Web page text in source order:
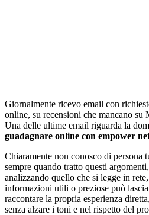
Giornalmente ricevo email con
online, su recensioni che mancano su
Una delle ultime email riguarda la
guadagnare online con empower
Chiaramente non conosco di persona
sempre quando tratto questi
analizzando quello che si legge in
informazioni utili o preziose può
raccontare la propria esperienza
senza alzare i toni e nel rispetto del